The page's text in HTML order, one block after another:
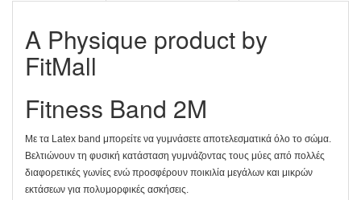
Α Physique product by
FitMall
Fitness Band 2M
Με τα Latex band μπορείτε να γυμνάσετε αποτελεσματικά όλο το σώμα.
Βελτιώνουν τη φυσική κατάσταση γυμνάζοντας τους μύες από πολλές
διαφορετικές γωνίες ενώ προσφέρουν ποικιλία μεγάλων και μικρών
εκτάσεων για πολυμορφικές ασκήσεις.